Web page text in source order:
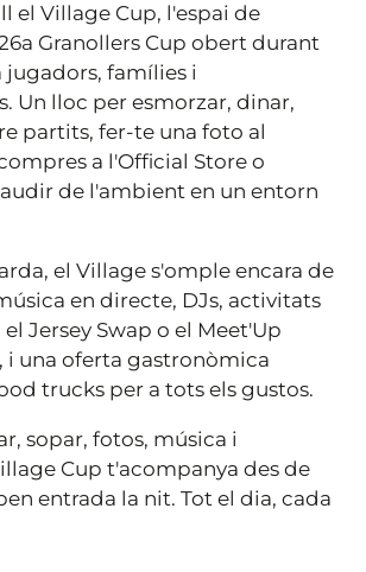
el Village Cup, l'espai de
Granollers Cup obert durant
famílies i
Un lloc per esmorzar, dinar,
partits, fer-te una foto al
a l'Official Store o
de l'ambient en un entorn
el Village s'omple encara de
en directe, DJs, activitats
Jersey Swap o el Meet'Up
i una oferta gastronòmica
trucks per a tots els gustos.
sopar, fotos, música i
Cup t'acompanya des de
entrada la nit. Tot el dia, cada